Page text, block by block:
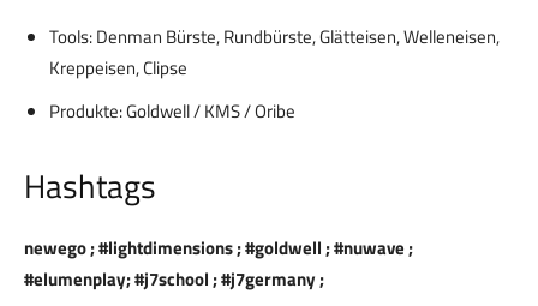
Tools: Denman Bürste, Rundbürste, Glätteisen, Welleneisen,
Kreppeisen, Clipse
Produkte: Goldwell / KMS / Oribe
Hashtags
newego ; #lightdimensions ; #goldwell ; #nuwave ;
#elumenplay; #j7school ; #j7germany ;